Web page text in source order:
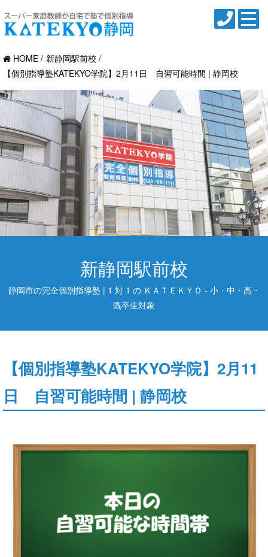
HOME
新静岡駅前校
【個別指導塾KATEKYO学院】2月11日 自習可能時間 | 静岡校
新静岡駅前校
静岡市の完全個別指導塾 | 1 対 1 の ＫＡＴＥＫＹＯ - 小・中・高・
既卒生対象
【個別指導塾KATEKYO学院】2月11
日 自習可能時間 | 静岡校